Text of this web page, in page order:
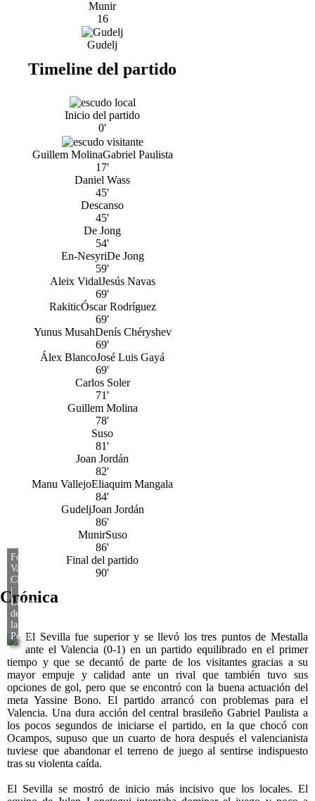
Munir
16
Gudelj
Timeline del partido
Inicio del partido
0'
Guillem MolinaGabriel Paulista
17'
Daniel Wass
45'
Descanso
45'
De Jong
54'
En-NesyriDe Jong
59'
Aleix VidalJesús Navas
69'
RakiticÓscar Rodríguez
69'
Yunus MusahDenís Chéryshev
69'
Álex BlancoJosé Luis Gayá
69'
Carlos Soler
71'
Guillem Molina
78'
Suso
81'
Joan Jordán
82'
Manu VallejoEliaquim Mangala
84'
GudeljJoan Jordán
86'
MunirSuso
86'
Final del partido
90'
Crónica
El Sevilla fue superior y se llevó los tres puntos de Mestalla
ante el Valencia (0-1) en un partido equilibrado en el primer
tiempo y que se decantó de parte de los visitantes gracias a su
mayor empuje y calidad ante un rival que también tuvo sus
opciones de gol, pero que se encontró con la buena actuación del
meta Yassine Bono. El partido arrancó con problemas para el
Valencia. Una dura acción del central brasileño Gabriel Paulista a
los pocos segundos de iniciarse el partido, en la que chocó con
Ocampos, supuso que un cuarto de hora después el valencianista
tuviese que abandonar el terreno de juego al sentirse indispuesto
tras su violenta caída.
El Sevilla se mostró de inicio más incisivo que los locales. El